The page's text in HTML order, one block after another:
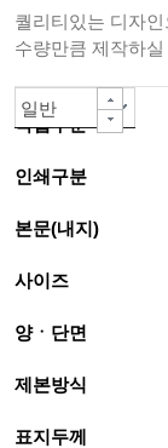
퀄리티있는 디자
수량만큼 제작하
작업구분
일반책자
인쇄구분
칼라인쇄 -대량주
본문(내지)
80g백색모조지
사이즈
A4(210*297mm)
양ㆍ단면
양면
제본방식
PUR 무선제본(긴
표지두께
아트지or스노우지
무광코팅(일반)
단면칼라
선택안함
선택안함
선택안함
선택안함
선택안함
선택안함
기본형(1EA)
일반